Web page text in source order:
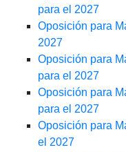
para el 2027
Oposición para
2027
Oposición para
para el 2027
Oposición para
para el 2027
Oposición para
el 2027